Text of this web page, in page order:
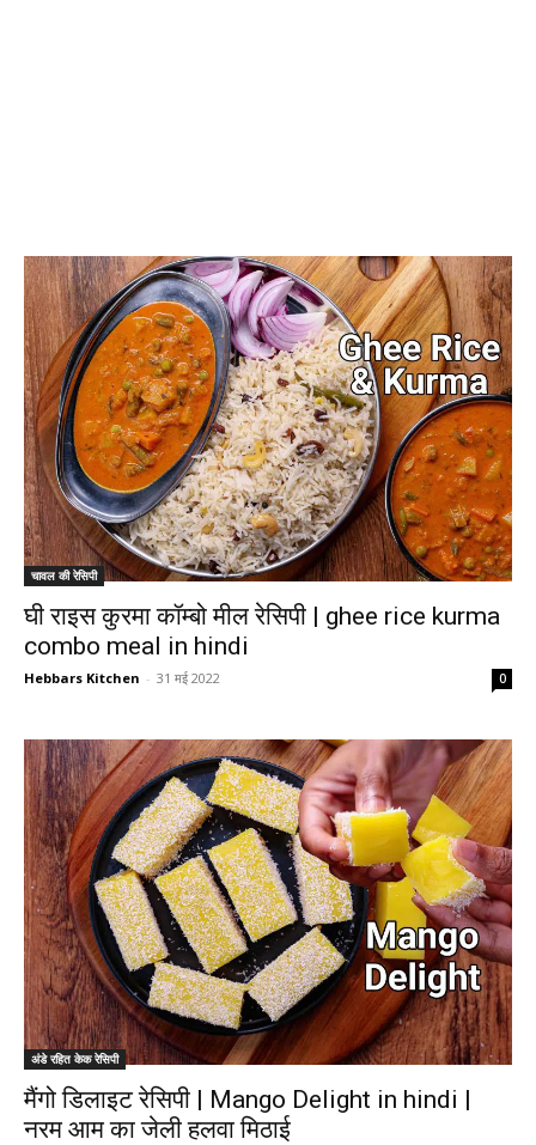
चावल की रेसिपी
घी राइस कुरमा कॉम्बो मील रेसिपी | ghee rice kurma
combo meal in hindi
Hebbars Kitchen - 31 मई 2022 0
अंडे रहित केक रेसिपी
मैंगो डिलाइट रेसिपी | Mango Delight in hindi |
नरम आम का जेली हलवा मिठाई